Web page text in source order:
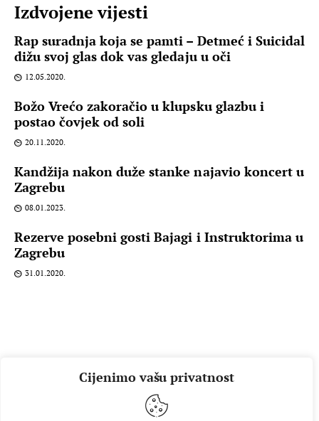
Cijenimo vašu privatnost
Izdvojene vijesti
Rap suradnja koja se pamti – Detmeć i Suicidal
dižu svoj glas dok vas gledaju u oči
12.05.2020.
Božo Vrećo zakoračio u klupsku glazbu i
postao čovjek od soli
20.11.2020.
Kandžija nakon duže stanke najavio koncert u
Zagrebu
08.01.2023.
Rezerve posebni gosti Bajagi i Instruktorima u
Zagrebu
31.01.2020.